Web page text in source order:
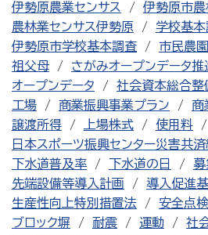
伊勢原農業センサス
伊勢原市農
農林業センサス伊勢原
学校基本
伊勢原市学校基本調査
市民農園
祖父母
さがみオープンデータ
オープンデータ
社会資本総合整
工場
商業振興事業プラン
商
譲渡所得
上場株式
使用料
日本スポーツ振興センター災害共
下水道普及率
下水道の日
募
先端設備等導入計画
導入促進
生産性向上特別措置法
安全点検
ブロック塀
耐震 運動 社